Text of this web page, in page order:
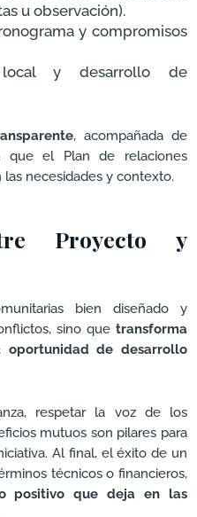
u observación).
y compromisos
local y desarrollo de
, acompañada de
que el Plan de relaciones
necesidades y contexto.
Proyecto y
bien diseñado y
sino que transforma
oportunidad de desarrollo
respetar la voz de los
mutuos son pilares para
Al final, el éxito de un
técnicos o financieros,
positivo que deja en las